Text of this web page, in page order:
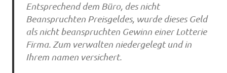
Entsprechend dem Büro, des nicht
Beanspruchten Preisgeldes, wurde dieses Geld
als nicht beanspruchten Gewinn einer Lotterie
Firma. Zum verwalten niedergelegt und in
Ihrem namen versichert.